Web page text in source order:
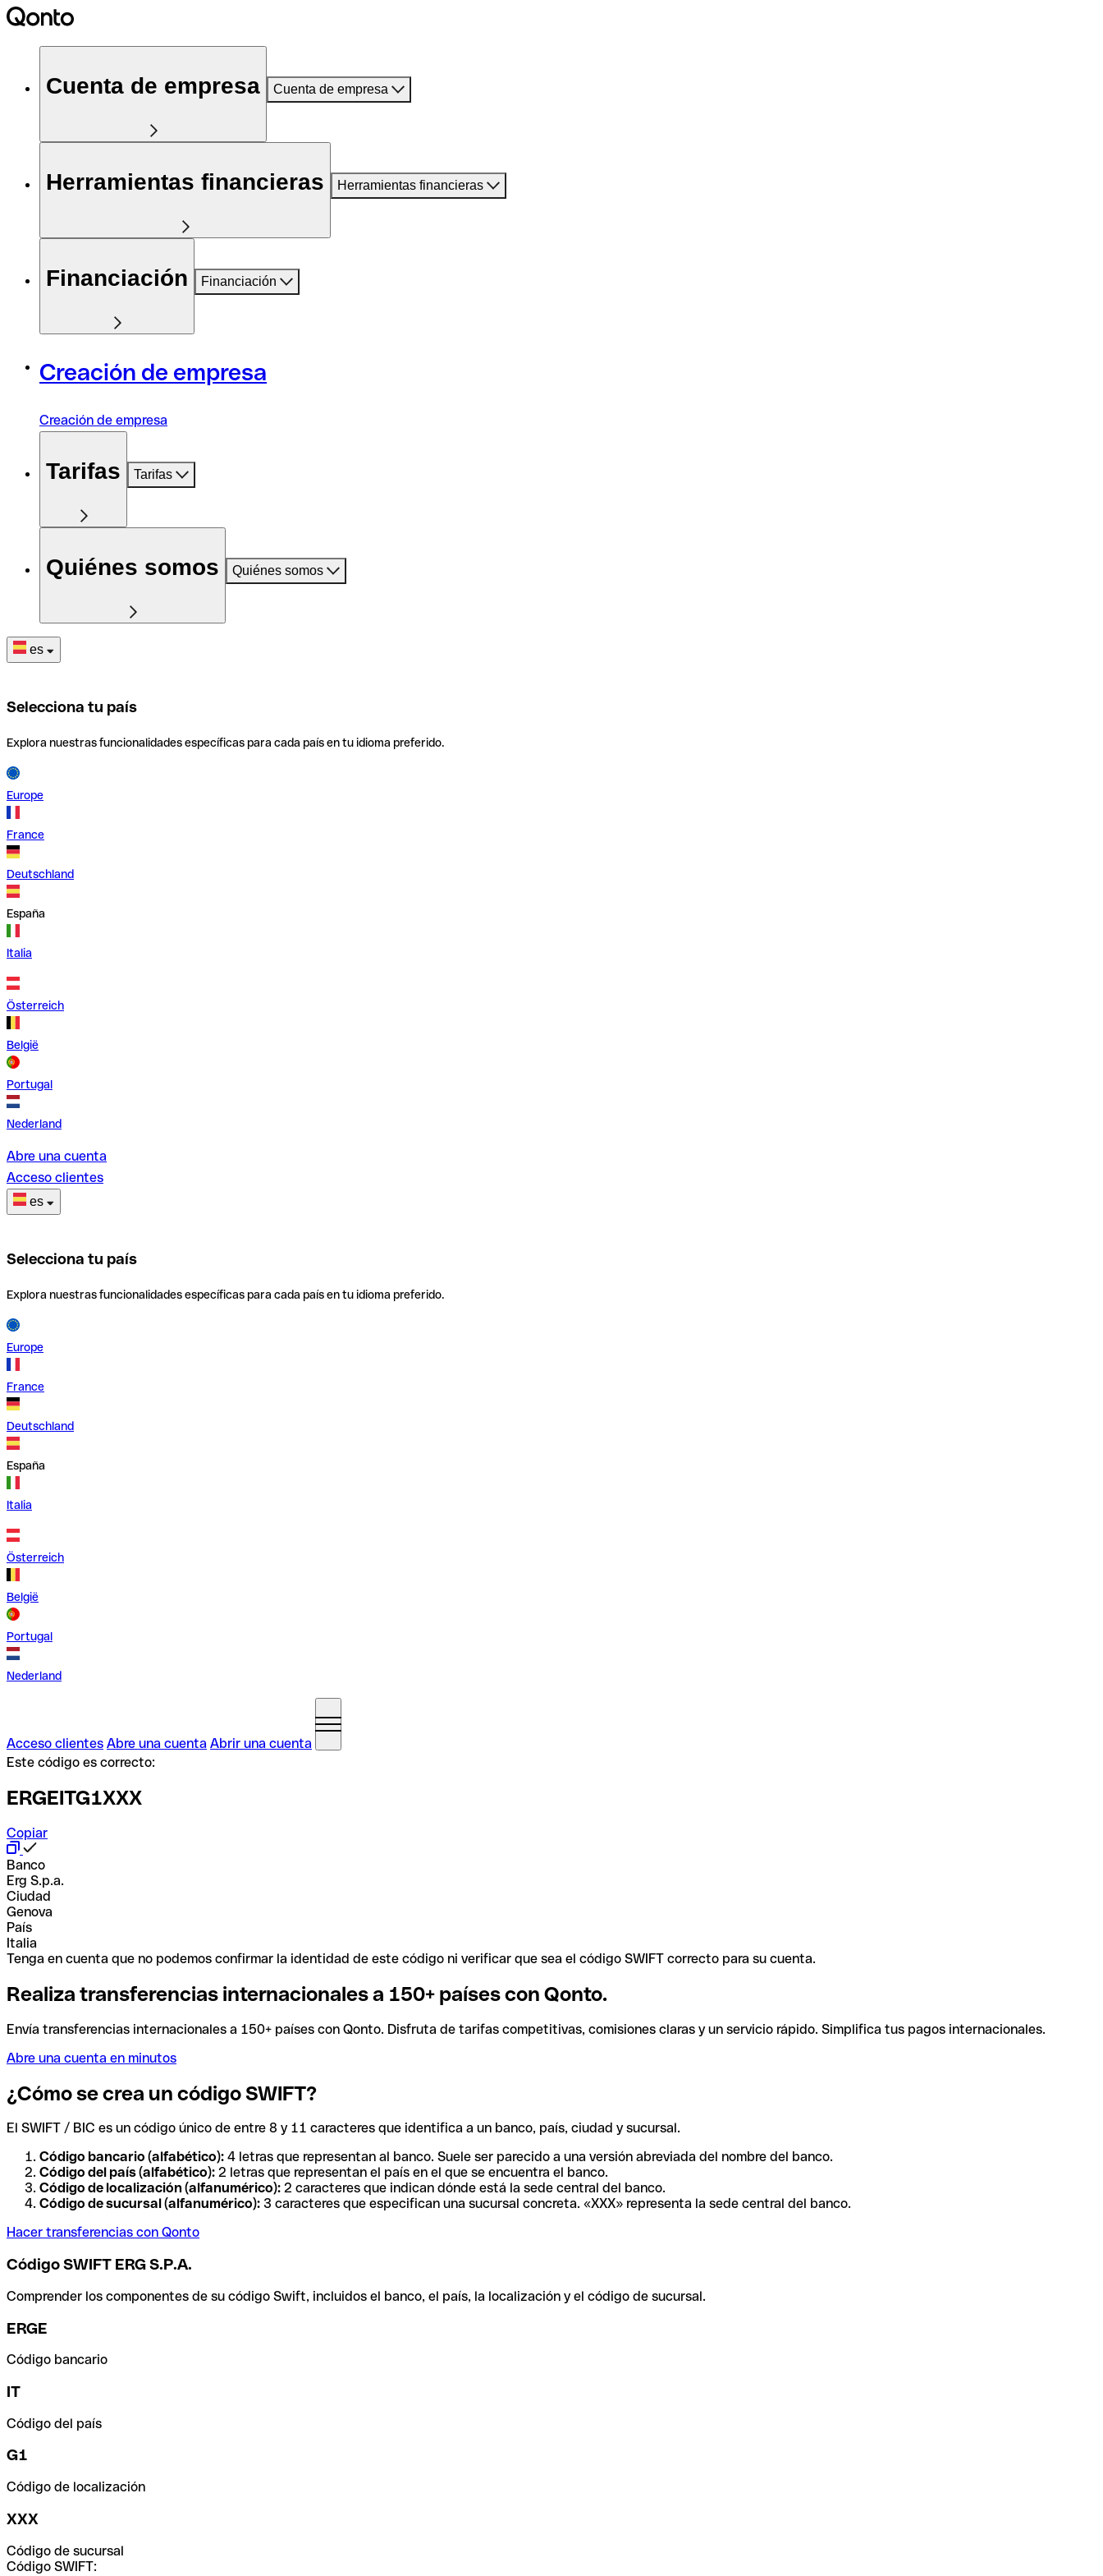
Cuenta de empresa Cuenta de empresa
Herramientas financieras Herramientas financieras
Financiación Financiación
Creación de empresa
Creación de empresa
Tarifas Tarifas
Quiénes somos Quiénes somos
es
Selecciona tu país
Explora nuestras funcionalidades específicas para cada país en tu idioma preferido.
Europe
France
Deutschland
España
Italia
Österreich
België
Portugal
Nederland
Abre una cuenta
Acceso clientes
es
Selecciona tu país
Explora nuestras funcionalidades específicas para cada país en tu idioma preferido.
Europe
France
Deutschland
España
Italia
Österreich
België
Portugal
Nederland
Acceso clientes Abre una cuenta Abrir una cuenta
Este código es correcto:
ERGEITG1XXX
Copiar
Banco
Erg S.p.a.
Ciudad
Genova
País
Italia
Tenga en cuenta que no podemos confirmar la identidad de este código ni verificar que sea el código SWIFT correcto para su cuenta.
Realiza transferencias internacionales a 150+ países con Qonto.
Envía transferencias internacionales a 150+ países con Qonto. Disfruta de tarifas competitivas, comisiones claras y un servicio rápido. Simplifica tus pagos internacionales.
Abre una cuenta en minutos
¿Cómo se crea un código SWIFT?
El SWIFT / BIC es un código único de entre 8 y 11 caracteres que identifica a un banco, país, ciudad y sucursal.
Código bancario (alfabético): 4 letras que representan al banco. Suele ser parecido a una versión abreviada del nombre del banco.
Código del país (alfabético): 2 letras que representan el país en el que se encuentra el banco.
Código de localización (alfanumérico): 2 caracteres que indican dónde está la sede central del banco.
Código de sucursal (alfanumérico): 3 caracteres que especifican una sucursal concreta. «XXX» representa la sede central del banco.
Hacer transferencias con Qonto
Código SWIFT ERG S.P.A.
Comprender los componentes de su código Swift, incluidos el banco, el país, la localización y el código de sucursal.
ERGE
Código bancario
IT
Código del país
G1
Código de localización
XXX
Código de sucursal
Código SWIFT: